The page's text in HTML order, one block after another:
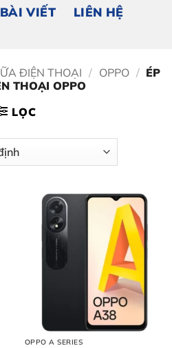
BÀI VIẾT LIÊN HỆ
ĐIỆN THOẠI / OPPO / ÉP
THOẠI OPPO
LỌC
OPPO A SERIES